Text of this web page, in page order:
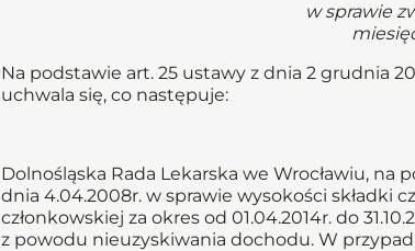
w sprawie
Na podstawie art. 25 ustawy z dnia 2 grudnia
uchwala się, co następuje:
Dolnośląska Rada Lekarska we Wrocławiu, na
dnia 4.04.2008r. w sprawie wysokości składki
członkowskiej za okres od 01.04.2014r. do
z powodu nieuzyskiwania dochodu. W